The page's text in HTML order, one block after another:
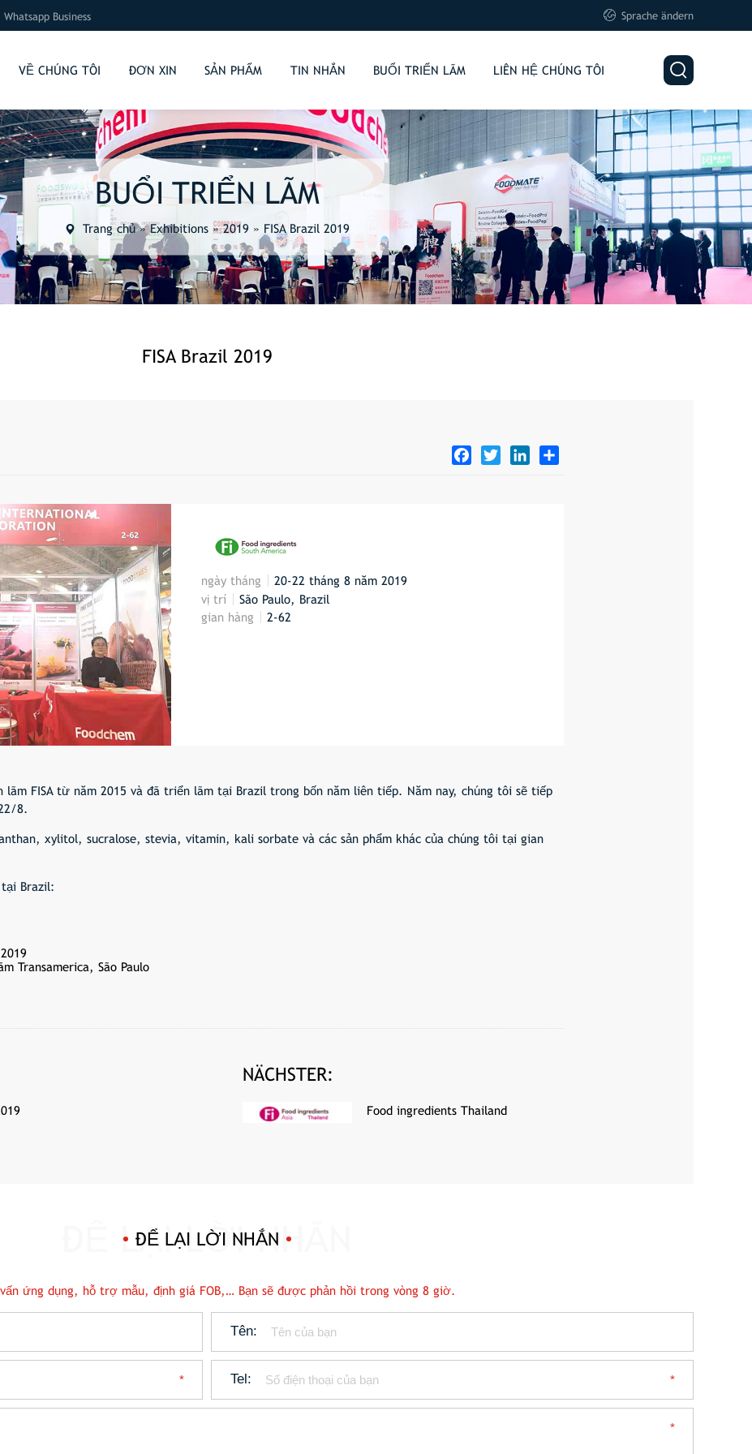
Whatsapp Business  Sprache ändern
VỀ CHÚNG TÔI ĐƠN XIN SẢN PHẨM TIN NHẮN BUỔI TRIỂN LÃM LIÊN HỆ CHÚNG TÔI 
BUỔI TRIỂN LÃM
Trang chủ»Exhibitions»2019» FISA Brazil 2019
FISA Brazil 2019
FacebookTwitter LinkedIn
ngày tháng
20-22 tháng 8 năm 2019
vị trí
São Paulo, Brazil
gian hàng
2-62
lãm FISA từ năm 2015 và đã triển lãm tại Brazil trong bốn năm liên tiếp. Năm nay, chúng tôi sẽ tiếp
8.
xylitol, sucralose, stevia, vitamin, kali sorbate và các sản phẩm khác của chúng tôi tại gian
Brazil:
Transamerica, São Paulo
NÄCHSTER:
Food ingredients Thailand
ĐỂ LẠI LỜI NHẮN
ứng dụng, hỗ trợ mẫu, định giá FOB,… Bạn sẽ được phản hồi trong vòng 8 giờ.